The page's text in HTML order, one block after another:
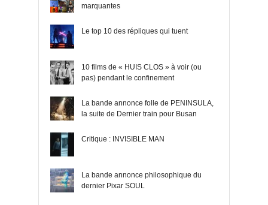
marquantes
Le top 10 des répliques qui tuent
10 films de « HUIS CLOS » à voir (ou
pas) pendant le confinement
La bande annonce folle de PENINSULA,
la suite de Dernier train pour Busan
Critique : INVISIBLE MAN
La bande annonce philosophique du
dernier Pixar SOUL